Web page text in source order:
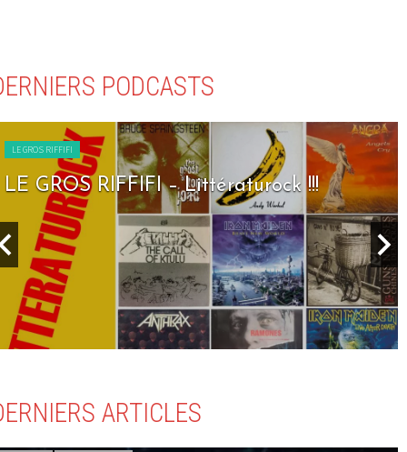
PODCASTS
LE GROS RIFFIFI
LE GROS RIFFIFI – Littératurock !!!
ARTICLES